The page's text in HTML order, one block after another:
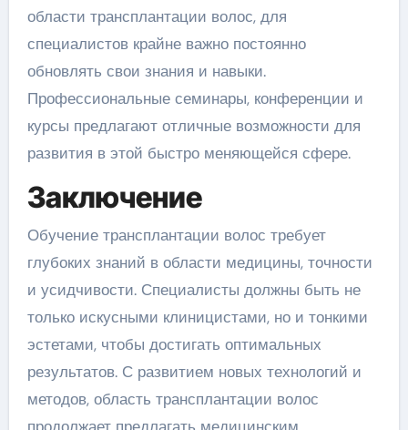
области трансплантации волос, для
специалистов крайне важно постоянно
обновлять свои знания и навыки.
Профессиональные семинары, конференции и
курсы предлагают отличные возможности для
развития в этой быстро меняющейся сфере.
Заключение
Обучение трансплантации волос требует
глубоких знаний в области медицины, точности
и усидчивости. Специалисты должны быть не
только искусными клиницистами, но и тонкими
эстетами, чтобы достигать оптимальных
результатов. С развитием новых технологий и
методов, область трансплантации волос